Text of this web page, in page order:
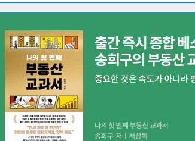
자기계발부터 목표관리, 취미생활까지